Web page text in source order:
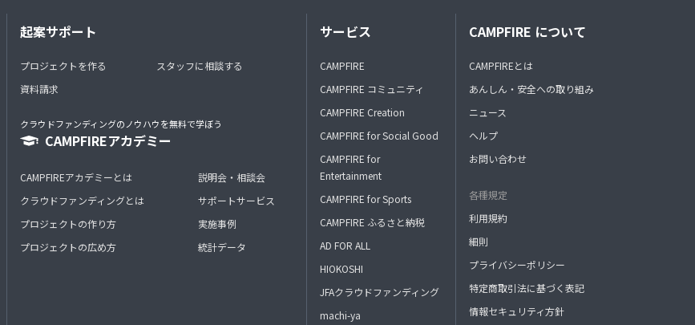
起案サポート
プロジェクトを作る
資料請求
スタッフに相談する
クラウドファンディングのノウハウを無料で学ぼう
CAMPFIREアカデミー
CAMPFIREアカデミーとは
クラウドファンディングとは
プロジェクトの作り方
プロジェクトの広め方
説明会・相談会
サポートサービス
実施事例
統計データ
サービス
CAMPFIRE
CAMPFIRE コミュニティ
CAMPFIRE Creation
CAMPFIRE for Social Good
CAMPFIRE for
Entertainment
CAMPFIRE for Sports
CAMPFIRE ふるさと納税
AD FOR ALL
HIOKOSHI
JFAクラウドファンディング
machi-ya
CAMPFIRE について
CAMPFIREとは
あんしん・安全への取り組み
ニュース
ヘルプ
お問い合わせ
各種規定
利用規約
細則
プライバシーポリシー
特定商取引法に基づく表記
情報セキュリティ方針